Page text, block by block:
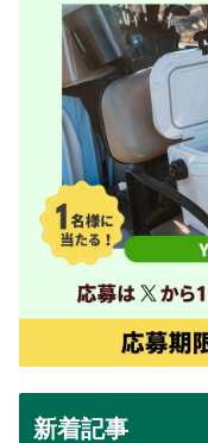
新着記事